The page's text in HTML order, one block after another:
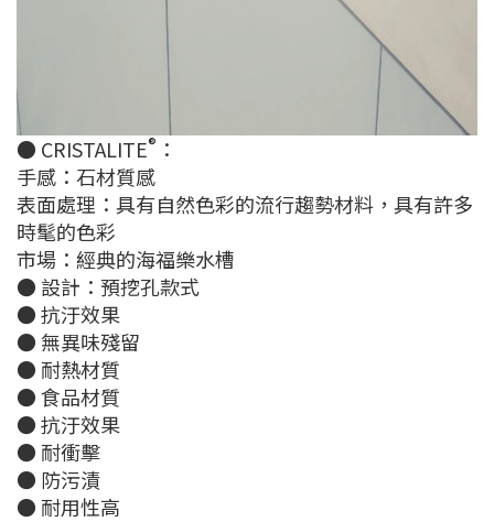
● CRISTALITE® ：
手感：石材質感
表面處理：具有自然色彩的流行趨勢材料，具有許多
時髦的色彩
市場：經典的海福樂水槽
● 設計：預挖孔款式
● 抗汙效果
● 無異味殘留
● 耐熱材質
● 食品材質
● 抗汙效果
● 耐衝擊
● 防污漬
● 耐用性高